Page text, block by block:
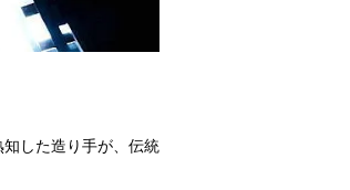
した造り手が、伝統